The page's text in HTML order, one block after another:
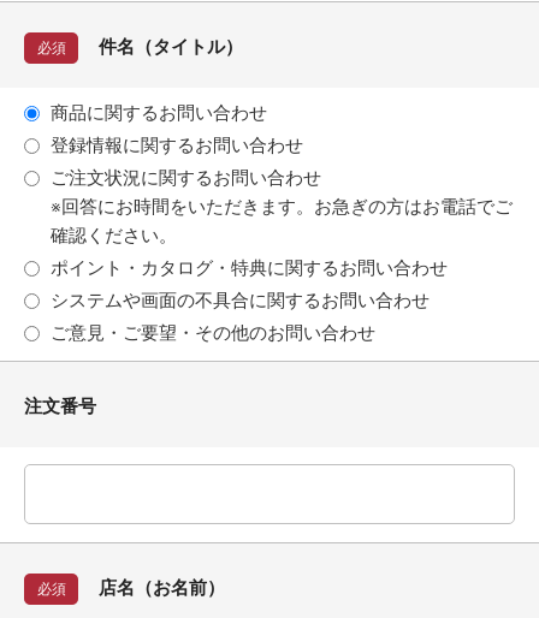
必須 件名（タイトル）
商品に関するお問い合わせ
登録情報に関するお問い合わせ
ご注文状況に関するお問い合わせ
※回答にお時間をいただきます。お急ぎの方はお電話でご
確認ください。
ポイント・カタログ・特典に関するお問い合わせ
システムや画面の不具合に関するお問い合わせ
ご意見・ご要望・その他のお問い合わせ
注文番号
必須 店名（お名前）